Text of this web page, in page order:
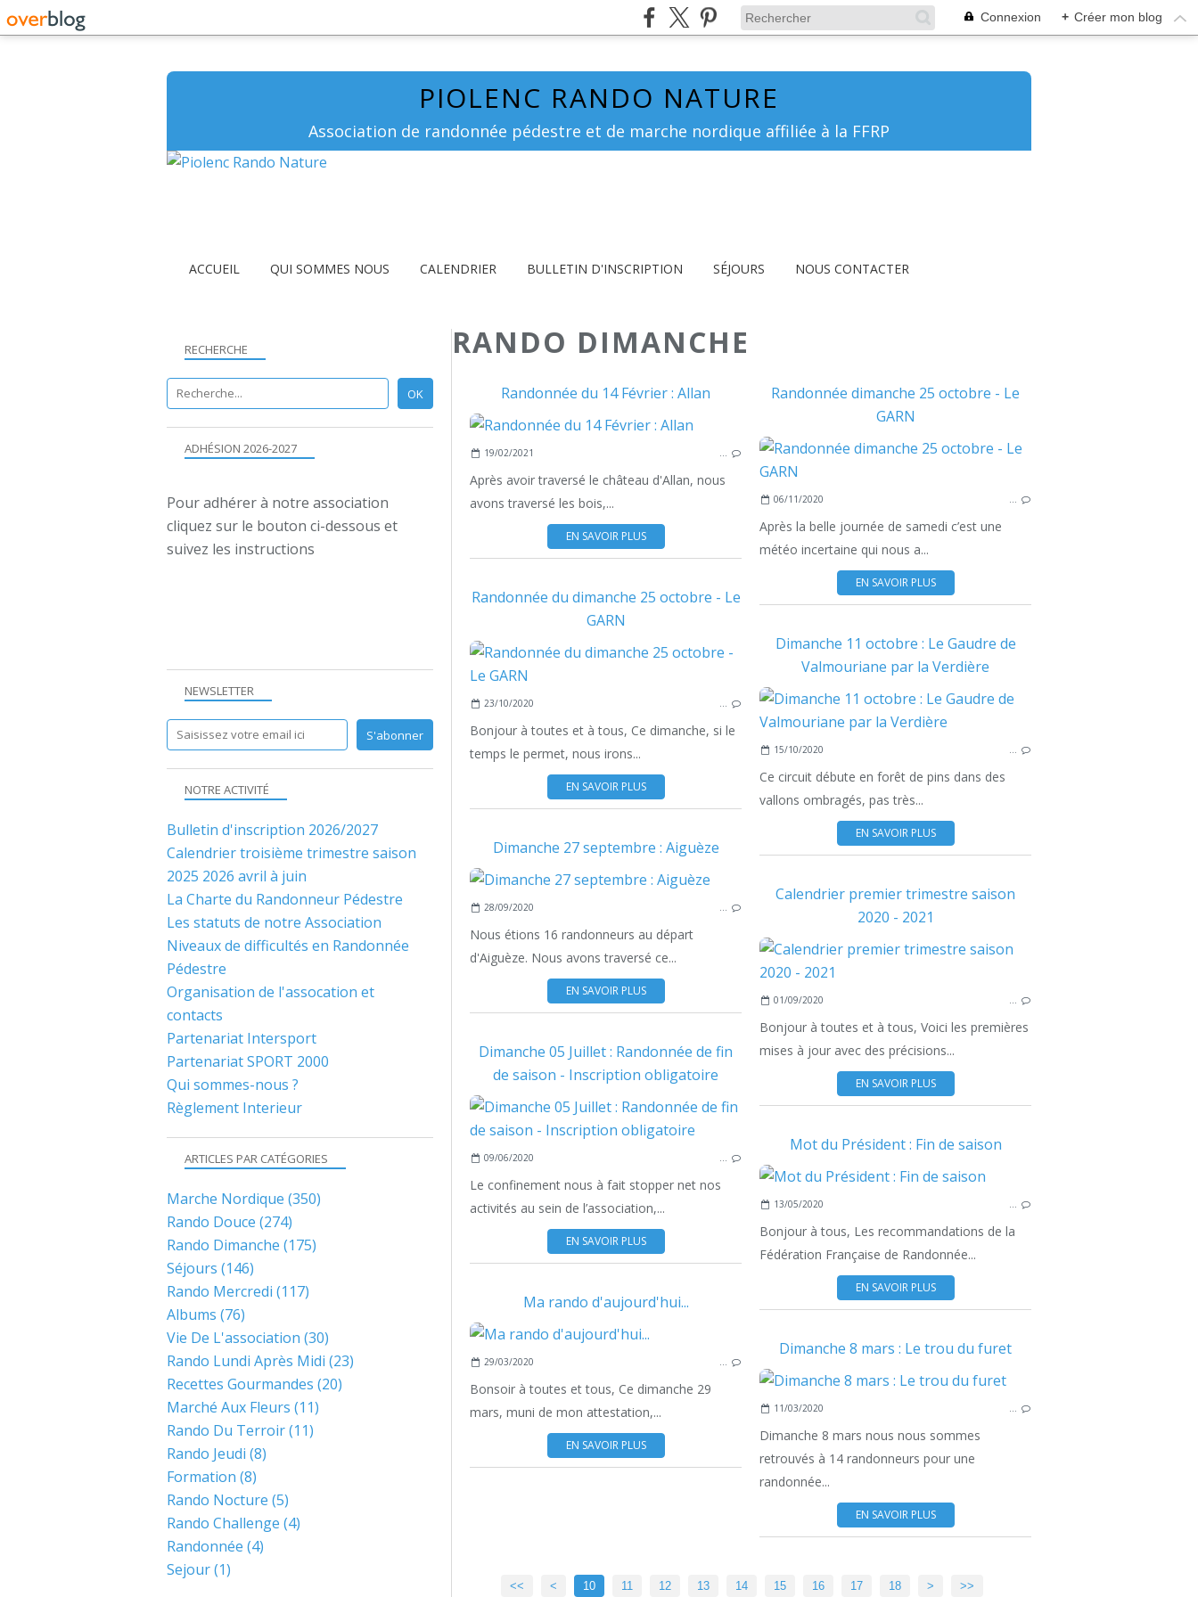
Connexion + Créer mon blog
PIOLENC RANDO NATURE
Association de randonnée pédestre et de marche nordique affiliée à la FFRP
ACCUEIL QUI SOMMES NOUS CALENDRIER BULLETIN D'INSCRIPTION SÉJOURS NOUS CONTACTER
RANDO DIMANCHE
Randonnée du 14 Février : Allan
19/02/2021 …
Après avoir traversé le château d'Allan, nous
avons traversé les bois,...
EN SAVOIR PLUS
Randonnée dimanche 25 octobre - Le
GARN
06/11/2020 …
Après la belle journée de samedi c’est une
météo incertaine qui nous a...
EN SAVOIR PLUS
Randonnée du dimanche 25 octobre - Le
GARN
RANDO DIMANCHE
23/10/2020 …
Bonjour à toutes et à tous, Ce dimanche, si le
temps le permet, nous irons...
EN SAVOIR PLUS
Dimanche 11 octobre : Le Gaudre de
Valmouriane par la Verdière
15/10/2020 …
Ce circuit débute en forêt de pins dans des
vallons ombragés, pas très...
EN SAVOIR PLUS
Dimanche 27 septembre : Aiguèze
RANDO DIMANCHE
28/09/2020 …
Nous étions 16 randonneurs au départ
d'Aiguèze. Nous avons traversé ce...
EN SAVOIR PLUS
Calendrier premier trimestre saison
2020 - 2021
01/09/2020 …
Bonjour à toutes et à tous, Voici les premières
mises à jour avec des précisions...
EN SAVOIR PLUS
Dimanche 05 Juillet : Randonnée de fin
de saison - Inscription obligatoire
RANDO MERCREDI
RANDO DOUCE
09/06/2020 …
Le confinement nous à fait stopper net nos
activités au sein de l’association,...
EN SAVOIR PLUS
Mot du Président : Fin de saison
13/05/2020 …
Bonjour à tous, Les recommandations de la
Fédération Française de Randonnée...
EN SAVOIR PLUS
Ma rando d'aujourd'hui...
RANDO DIMANCHE
29/03/2020 …
Bonsoir à toutes et tous, Ce dimanche 29
mars, muni de mon attestation,...
EN SAVOIR PLUS
Dimanche 8 mars : Le trou du furet
11/03/2020 …
Dimanche 8 mars nous nous sommes
retrouvés à 14 randonneurs pour une
randonnée...
EN SAVOIR PLUS
<< < 10 11 12 13 14 15 16 17 18 > >>
NEWSLETTER
RECHERCHE
NOTRE ACTIVITÉ
Bulletin d'inscription 2026/2027
Calendrier troisième trimestre saison
2025 2026 avril à juin
La Charte du Randonneur Pédestre
Les statuts de notre Association
Niveaux de difficultés en Randonnée
Pédestre
Organisation de l'assocation et
contacts
Partenariat Intersport
Partenariat SPORT 2000
Qui sommes-nous ?
Règlement Interieur
ARTICLES PAR CATÉGORIES
Marche Nordique (350)
Rando Douce (274)
Rando Dimanche (175)
Séjours (146)
Rando Mercredi (117)
Albums (76)
Vie De L'association (30)
Rando Lundi Après Midi (23)
Recettes Gourmandes (20)
Marché Aux Fleurs (11)
Rando Du Terroir(11)
Rando Jeudi (8)
Formation (8)
Rando Nocture (5)
Rando Challenge (4)
Randonnée (4)
Sejour(1)
ADHÉSION 2026-2027
Pour adhérer à notre association
cliquez sur le bouton ci-dessous et
suivez les instructions